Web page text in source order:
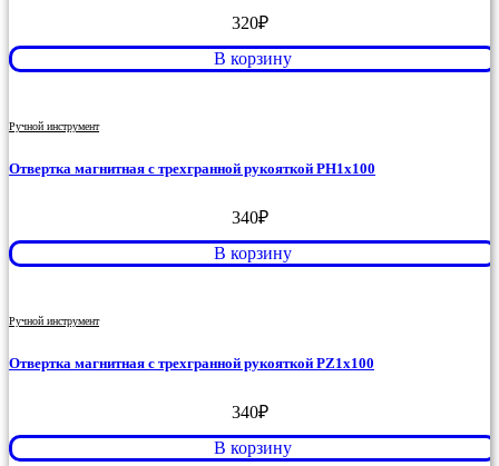
320₽
В корзину
Ручной инструмент
Отвертка магнитная с трехгранной рукояткой PH1x100
340₽
В корзину
Ручной инструмент
Отвертка магнитная с трехгранной рукояткой PZ1x100
340₽
В корзину